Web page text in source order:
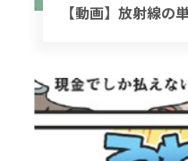
【動画】放射線の